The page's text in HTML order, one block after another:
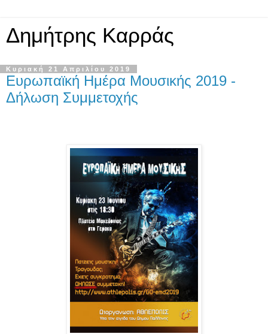
Δημήτρης Καρράς
Κυριακή 21 Απριλίου 2019
Eυρωπαϊκή Ημέρα Μουσικής 2019 -
Δήλωση Συμμετοχής